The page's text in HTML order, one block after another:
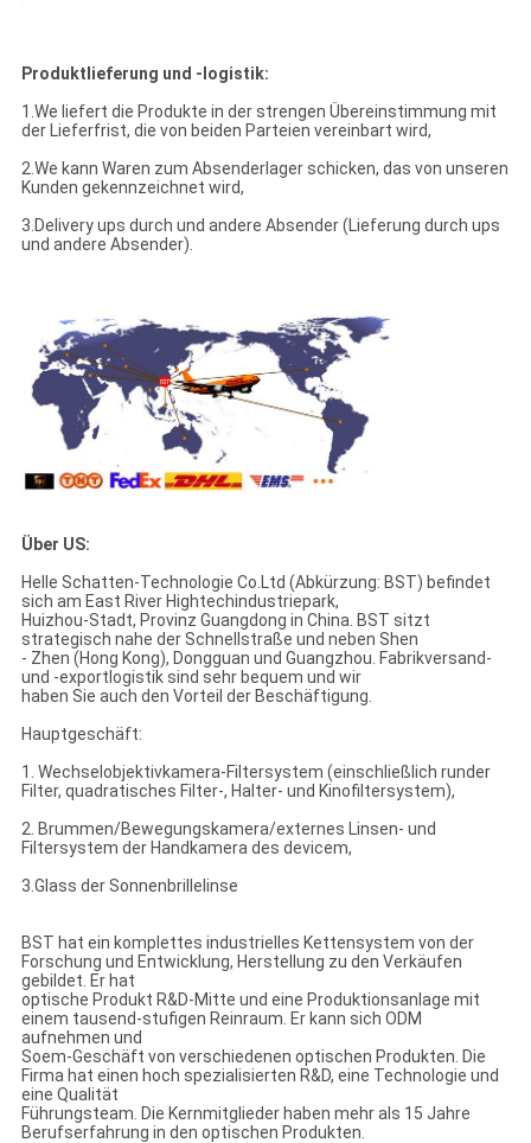
Produktlieferung und -logistik:
1.We liefert die Produkte in der strengen Übereinstimmung mit
der Lieferfrist, die von beiden Parteien vereinbart wird,
2.We kann Waren zum Absenderlager schicken, das von unseren
Kunden gekennzeichnet wird,
3.Delivery ups durch und andere Absender (Lieferung durch ups
und andere Absender).
Über US:
Helle Schatten-Technologie Co.Ltd (Abkürzung: BST) befindet
sich am East River Hightechindustriepark,
Huizhou-Stadt, Provinz Guangdong in China. BST sitzt
strategisch nahe der Schnellstraße und neben Shen
- Zhen (Hong Kong), Dongguan und Guangzhou. Fabrikversand-
und -exportlogistik sind sehr bequem und wir
haben Sie auch den Vorteil der Beschäftigung.
Hauptgeschäft:
1. Wechselobjektivkamera-Filtersystem (einschließlich runder
Filter, quadratisches Filter-, Halter- und Kinofiltersystem),
2. Brummen/Bewegungskamera/externes Linsen- und
Filtersystem der Handkamera des devicem,
3.Glass der Sonnenbrillelinse
BST hat ein komplettes industrielles Kettensystem von der
Forschung und Entwicklung, Herstellung zu den Verkäufen
gebildet. Er hat
optische Produkt R&D-Mitte und eine Produktionsanlage mit
einem tausend-stufigen Reinraum. Er kann sich ODM
aufnehmen und
Soem-Geschäft von verschiedenen optischen Produkten. Die
Firma hat einen hoch spezialisierten R&D, eine Technologie und
eine Qualität
Führungsteam. Die Kernmitglieder haben mehr als 15 Jahre
Berufserfahrung in den optischen Produkten.